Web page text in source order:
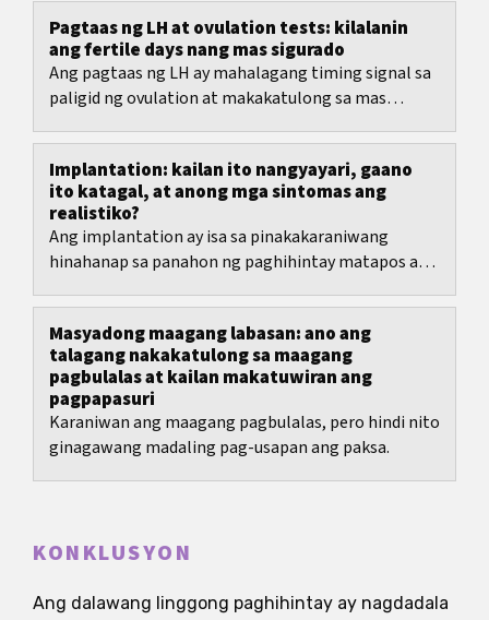
Pagtaas ng LH at ovulation tests: kilalanin
ang fertile days nang mas sigurado
Ang pagtaas ng LH ay mahalagang timing signal sa
paligid ng ovulation at makakatulong sa mas
Implantation: kailan ito nangyayari, gaano
ito katagal, at anong mga sintomas ang
realistiko?
Ang implantation ay isa sa pinakakaraniwang
hinahanap sa panahon ng paghihintay matapos ang
Masyadong maagang labasan: ano ang
talagang nakakatulong sa maagang
pagbulalas at kailan makatuwiran ang
pagpapasuri
Karaniwan ang maagang pagbulalas, pero hindi nito
ginagawang madaling pag-usapan ang paksa.
KONKLUSYON
Ang dalawang linggong paghihintay ay nagdadala